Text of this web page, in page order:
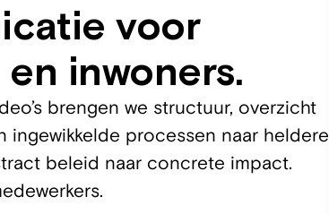
voor
inwoners.
brengen we structuur, overzicht
ingewikkelde processen naar heldere
beleid naar concrete impact.